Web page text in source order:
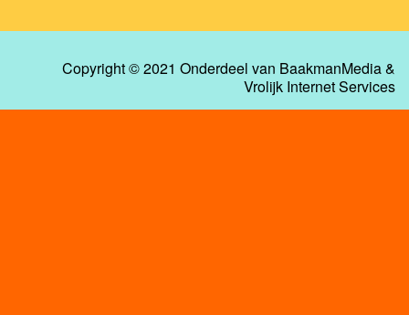
Copyright © 2021 Onderdeel van BaakmanMedia&
Vrolijk Internet Services